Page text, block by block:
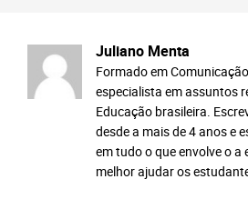
Juliano Menta
Formado em
especialista em assuntos
Educação brasileira.
desde a mais de 4 anos e
em tudo o que envolve o
melhor ajudar os